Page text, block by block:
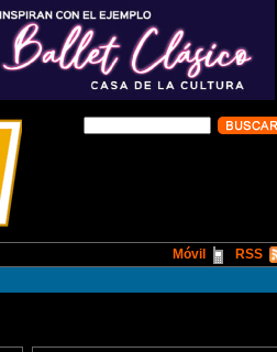
RSS
Móvil